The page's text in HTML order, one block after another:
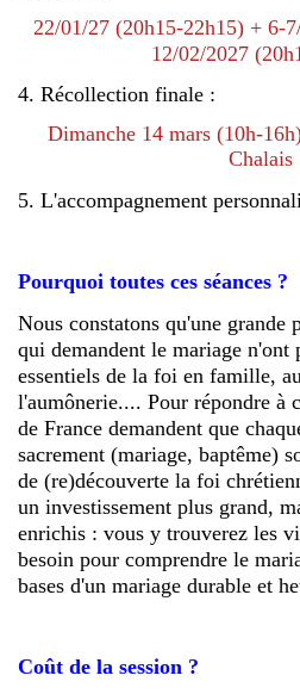
22/01/27 (20h15-22h15) + 6-
12/02/2027
4. Récollection finale :
Dimanche 14 mars (10h-
Chalais
5. L'accompagnement
Pourquoi toutes ces séances ?
Nous constatons qu'une grande
qui demandent le mariage n'ont
essentiels de la foi en famille,
l'aumônerie.... Pour répondre à
de France demandent que
sacrement (mariage, baptême)
de (re)découverte la foi
un investissement plus grand,
enrichis : vous y trouverez les
besoin pour comprendre le
bases d'un mariage durable et
Coût de la session ?